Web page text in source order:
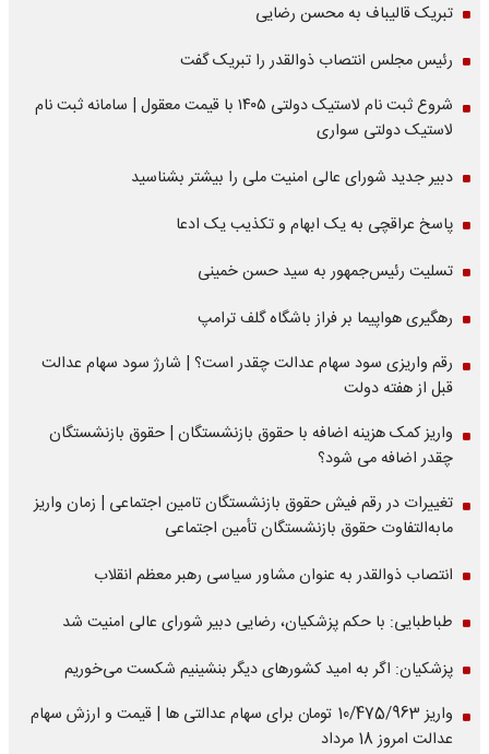
تبریک قالیباف به محسن رضایی
رئیس مجلس انتصاب ذوالقدر را تبریک گفت
شروع ثبت نام لاستیک دولتی ۱۴۰۵ با قیمت معقول | سامانه ثبت نام
لاستیک دولتی سواری
دبیر جدید شورای عالی امنیت ملی را بیشتر بشناسید
پاسخ عراقچی به یک ابهام و تکذیب یک ادعا
تسلیت رئیس‌جمهور به سید حسن خمینی
رهگیری هواپیما بر فراز باشگاه گلف ترامپ
رقم واریزی سود سهام عدالت چقدر است؟ | شارژ سود سهام عدالت
قبل از هفته دولت
واریز کمک هزینه اضافه با حقوق بازنشستگان | حقوق بازنشستگان
چقدر اضافه می شود؟
تغییرات در رقم فیش حقوق بازنشستگان تامین اجتماعی | زمان واریز
مابه‌التفاوت حقوق بازنشستگان تأمین اجتماعی
انتصاب ذوالقدر به عنوان مشاور سیاسی رهبر معظم انقلاب
طباطبایی: با حکم پزشکیان، رضایی دبیر شورای عالی امنیت شد
پزشکیان: اگر به امید کشورهای دیگر بنشینیم شکست می‌خوریم
واریز 10/475/963 تومان برای سهام عدالتی ها | قیمت و ارزش سهام
عدالت امروز 18 مرداد